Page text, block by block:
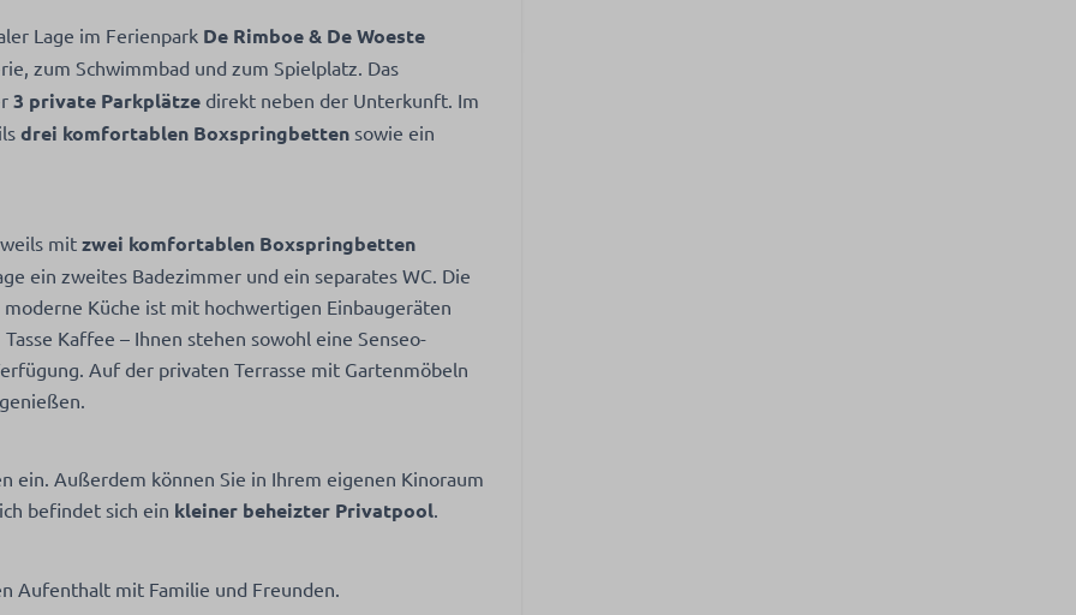
Wasserkocher
speeltuin
Lage im Ferienpark De Rimboe & De Woeste
zum Schwimmbad und zum Spielplatz. Das
3 private Parkplätze direkt neben der Unterkunft. Im
drei komfortablen Boxspringbetten sowie ein
mit zwei komfortablen Boxspringbetten
ein zweites Badezimmer und ein separates WC. Die
Küche ist mit hochwertigen Einbaugeräten
Kaffee – Ihnen stehen sowohl eine Senseo-
Auf der privaten Terrasse mit Gartenmöbeln
ein. Außerdem können Sie in Ihrem eigenen Kinoraum
befindet sich ein kleiner beheizter Privatpool
Aufenthalt mit Familie und Freunden.